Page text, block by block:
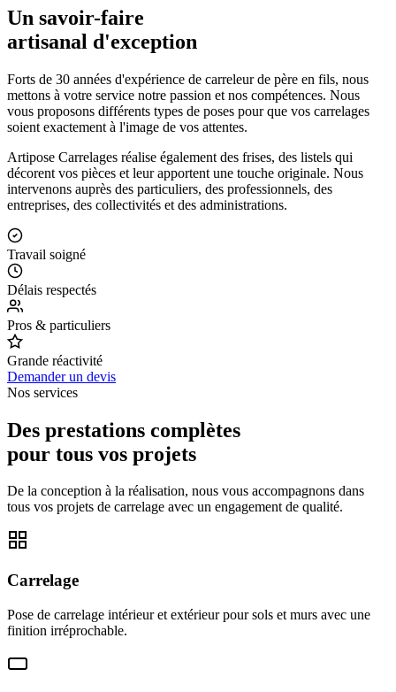
Un savoir-faire
artisanal d'exception
Forts de 30 années d'expérience de carreleur de père en fils, nous
mettons à votre service notre passion et nos compétences. Nous
vous proposons différents types de poses pour que vos carrelages
soient exactement à l'image de vos attentes.
Artipose Carrelages réalise également des frises, des listels qui
décorent vos pièces et leur apportent une touche originale. Nous
intervenons auprès des particuliers, des professionnels, des
entreprises, des collectivités et des administrations.
Travail soigné
Délais respectés
Pros & particuliers
Grande réactivité
Demander un devis
Nos services
Des prestations complètes
pour tous vos projets
De la conception à la réalisation, nous vous accompagnons dans
tous vos projets de carrelage avec un engagement de qualité.
Carrelage
Pose de carrelage intérieur et extérieur pour sols et murs avec une
finition irréprochable.